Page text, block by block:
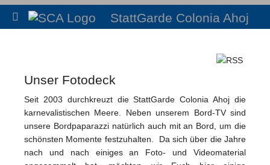
StattGarde Colonia Ahoj
Unser Fotodeck
Seit 2003 durchkreuzt die StattGarde Colonia Ahoj die
karnevalistischen Meere. Neben unserem Bord-TV sind
unsere Bordpaparazzi natürlich auch mit an Bord, um die
schönsten Momente festzuhalten. Da sich über die Jahre
nach und nach einiges an Foto- und Videomaterial